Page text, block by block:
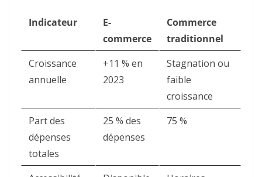
Indicateur
E-
commerce
Commerce
traditionnel
Croissance
annuelle
+11 % en
2023
Stagnation ou
faible
croissance
Part des
dépenses
totales
25 % des
dépenses
75 %